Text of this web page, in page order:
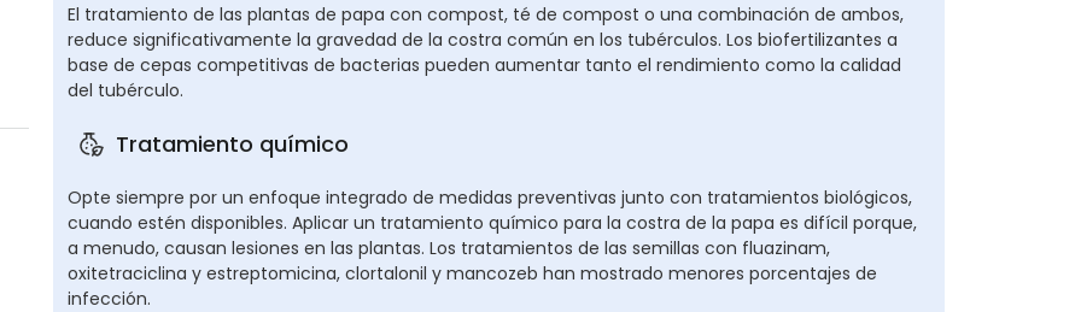
El tratamiento de las plantas de papa con compost, té de compost o una combinación de ambos,
reduce significativamente la gravedad de la costra común en los tubérculos. Los biofertilizantes a
base de cepas competitivas de bacterias pueden aumentar tanto el rendimiento como la calidad
del tubérculo.
Tratamiento químico
Opte siempre por un enfoque integrado de medidas preventivas junto con tratamientos biológicos,
cuando estén disponibles. Aplicar un tratamiento químico para la costra de la papa es difícil porque,
a menudo, causan lesiones en las plantas. Los tratamientos de las semillas con fluazinam,
oxitetraciclina y estreptomicina, clortalonil y mancozeb han mostrado menores porcentajes de
infección.